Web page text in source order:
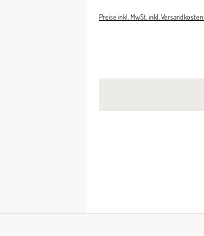
Preise inkl. MwSt. inkl. Versandkosten